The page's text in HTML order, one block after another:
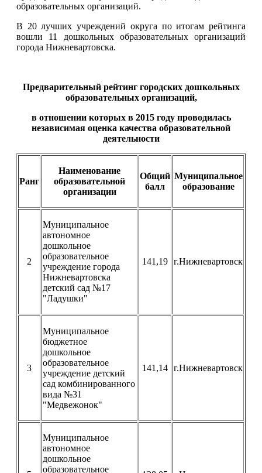
образовательных организаций.
В 20 лучших учреждений округа по итогам рейтинга
вошли 11 дошкольных образовательных организаций
города Нижневартовска.
Предварительный рейтинг городских дошкольных
образовательных организаций,
в отношении которых в 2015 году проводилась
независимая оценка качества образовательной
деятельности
Ранг
Наименование
образовательной
организации
Общий
балл
Муниципальное
образование
2
Муниципальное
автономное
дошкольное
образовательное
учреждение города
Нижневартовска
детский сад №17
"Ладушки"
141,19 г.Нижневартовск
3
Муниципальное
бюджетное
дошкольное
образовательное
учреждение детский
сад комбинированного
вида №31
"Медвежонок"
141,14 г.Нижневартовск
Муниципальное
автономное
дошкольное
образовательное